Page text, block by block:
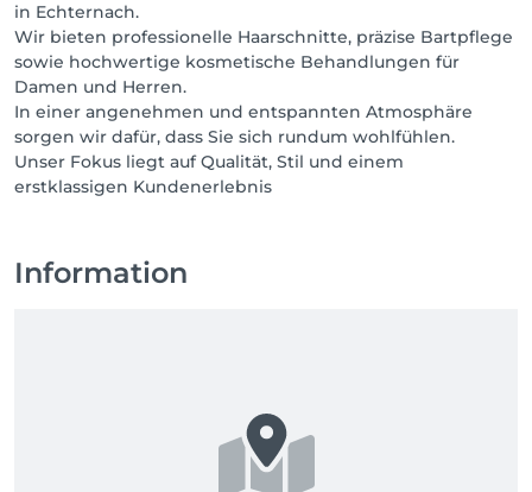
in Echternach.
Wir bieten professionelle Haarschnitte, präzise Bartpflege
sowie hochwertige kosmetische Behandlungen für
Damen und Herren.
In einer angenehmen und entspannten Atmosphäre
sorgen wir dafür, dass Sie sich rundum wohlfühlen.
Unser Fokus liegt auf Qualität, Stil und einem
Information